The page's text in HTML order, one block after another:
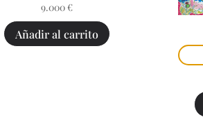
9.000 €
Añadir al carrito